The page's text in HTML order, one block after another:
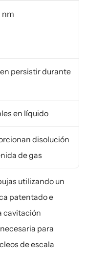
nm
persistir durante
en líquido
disolución
de gas
utilizando un
patentado e
cavitación
para
de escala